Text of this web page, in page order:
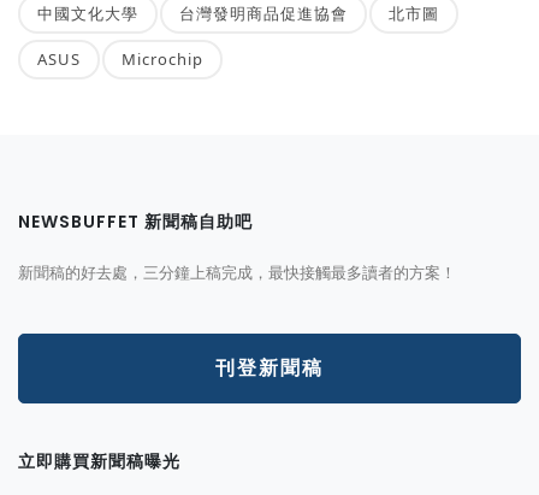
中國文化大學 台灣發明商品促進協會 北市圖
ASUS Microchip
NEWSBUFFET 新聞稿自助吧
新聞稿的好去處，三分鐘上稿完成，最快接觸最多讀者的方案！
刊登新聞稿
立即購買新聞稿曝光